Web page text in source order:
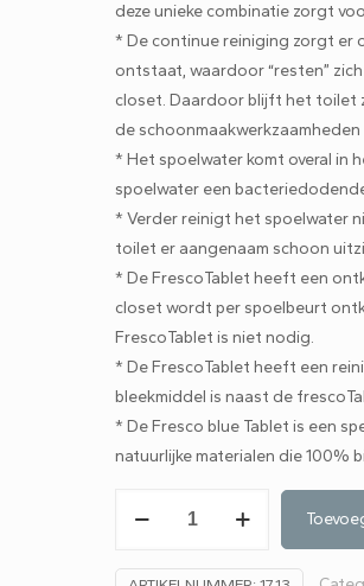
deze unieke combinatie zorgt
* De continue reiniging zorgt er
ontstaat, waardoor “resten”
closet. Daardoor blijft het toilet
de
* Het spoelwater komt overal in
spoelwater een
* Verder reinigt het spoelwater
toilet er aangenaam schoon
* De FrescoTablet heeft een
closet wordt per spoelbeurt
FrescoTablet is niet nodig.
* De FrescoTablet heeft een
bleekmiddel is naast de
* De Fresco blue Tablet is een
natuurlijke materialen die 100%
toiletblokjes